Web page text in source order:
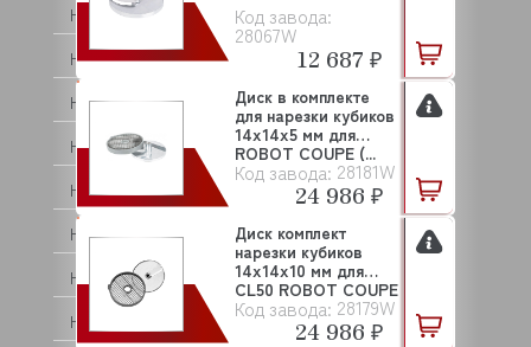
HENKELMAN
HENNY PENNY
HESSEN
HI CHIEF
HICOLD (ХАЙКОЛД)
HOBART
HOSHIZAKI
HOUNO
Код завода:
28067W
12 687 ₽
Код завода: 28181W
Диск в комплекте
для нарезки кубиков
14х14х5 мм для
ROBOT COUPE (...
24 986 ₽
Код завода: 28179W
Диск комплект
нарезки кубиков
14х14х10 мм для
CL50 ROBOT COUPE
(2...
24 986 ₽